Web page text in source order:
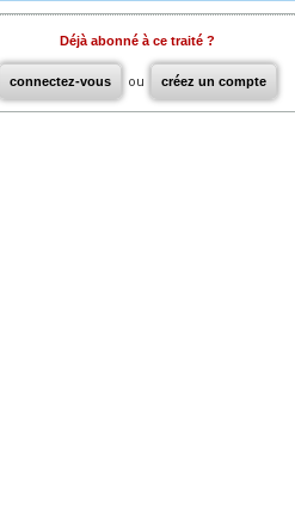
Déjà abonné à ce traité ?
connectez-vous ou créez un compte